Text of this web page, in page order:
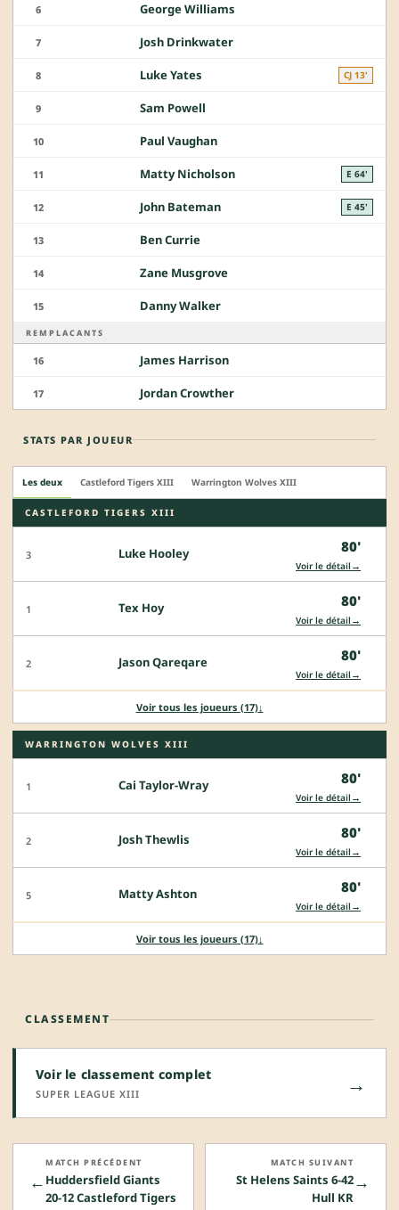
6 George Williams
7 Josh Drinkwater
8 Luke Yates CJ 13'
9 Sam Powell
10 Paul Vaughan
11 Matty Nicholson E 64'
12 John Bateman E 45'
13 Ben Currie
14 Zane Musgrove
15 Danny Walker
REMPLACANTS
16 James Harrison
17 Jordan Crowther
STATS PAR JOUEUR
Les deux Castleford Tigers XIII Warrington Wolves XIII
CASTLEFORD TIGERS XIII
3 Luke Hooley 80'
Voir le détail →
1 Tex Hoy 80'
Voir le détail →
2 Jason Qareqare 80'
Voir le détail →
Voir tous les joueurs (17)↓
WARRINGTON WOLVES XIII
1 Cai Taylor-Wray 80'
Voir le détail →
2 Josh Thewlis 80'
Voir le détail →
5 Matty Ashton 80'
Voir le détail →
Voir tous les joueurs (17)↓
CLASSEMENT
Voir le classement complet
SUPER LEAGUE XIII →
←
MATCH PRÉCÉDENT
Huddersfield Giants
20-12 Castleford Tigers
→
MATCH SUIVANT
St Helens Saints 6-42
Hull KR